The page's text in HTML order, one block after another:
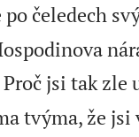
čeledech
jsi tak
tvýma, že